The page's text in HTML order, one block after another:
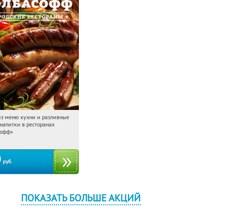
Купили:2370
поле
меню кухни и разливные
в ресторанах
руб.
ПОКАЗАТЬ БОЛЬШЕ АКЦИЙ